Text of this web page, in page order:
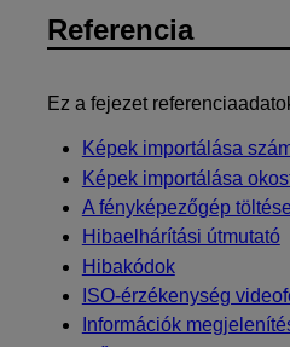
Referencia
Ez a fejezet
Képek importálása
Képek importálása
A fényképezőgép
Hibaelhárítási útmutató
Hibakódok
ISO-érzékenység
Információk